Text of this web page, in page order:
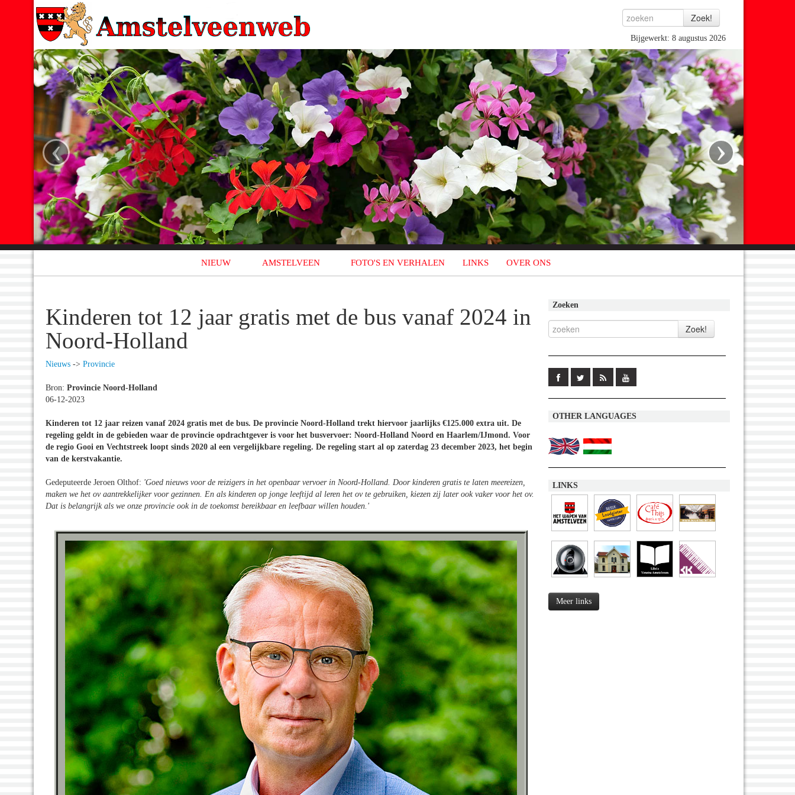
Bijgewerkt: 8 augustus 2026
‹ ›
NIEUW AMSTELVEEN FOTO'S EN VERHALEN LINKS OVER ONS
Kinderen tot 12 jaar gratis met de bus vanaf 2024 in
Noord-Holland
Nieuws -> Provincie
Bron: Provincie Noord-Holland
06-12-2023
Kinderen tot 12 jaar reizen vanaf 2024 gratis met de bus. De provincie Noord-Holland trekt hiervoor jaarlijks €125.000 extra uit. De
regeling geldt in de gebieden waar de provincie opdrachtgever is voor het busvervoer: Noord-Holland Noord en Haarlem/IJmond. Voor
de regio Gooi en Vechtstreek loopt sinds 2020 al een vergelijkbare regeling. De regeling start al op zaterdag 23 december 2023, het begin
van de kerstvakantie.
Gedeputeerde Jeroen Olthof: 'Goed nieuws voor de reizigers in het openbaar vervoer in Noord-Holland. Door kinderen gratis te laten meereizen,
maken we het ov aantrekkelijker voor gezinnen. En als kinderen op jonge leeftijd al leren het ov te gebruiken, kiezen zij later ook vaker voor het ov.
Dat is belangrijk als we onze provincie ook in de toekomst bereikbaar en leefbaar willen houden. '
Zoeken
OTHER LANGUAGES
LINKS
Meer links